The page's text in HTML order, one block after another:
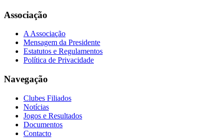
Associação
A Associação
Mensagem da Presidente
Estatutos e Regulamentos
Política de Privacidade
Navegação
Clubes Filiados
Notícias
Jogos e Resultados
Documentos
Contacto